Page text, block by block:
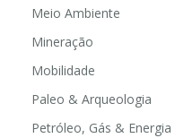
Meio Ambiente
Mineração
Mobilidade
Paleo & Arqueologia
Petróleo, Gás & Energia